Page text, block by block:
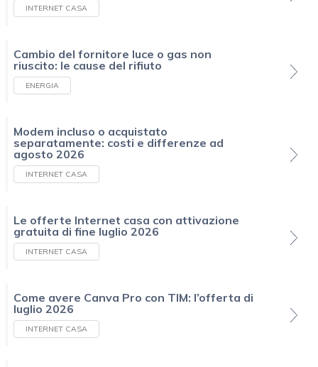
INTERNET CASA
Cambio del fornitore luce o gas non
riuscito: le cause del rifiuto
ENERGIA
Modem incluso o acquistato
separatamente: costi e differenze ad
agosto 2026
INTERNET CASA
Le offerte Internet casa con attivazione
gratuita di fine luglio 2026
INTERNET CASA
Come avere Canva Pro con TIM: l’offerta di
luglio 2026
INTERNET CASA